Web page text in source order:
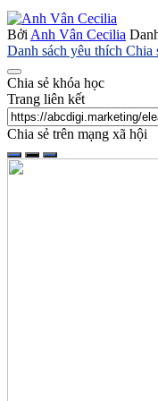
Bởi Anh Vân Cecilia
Danh sách yêu thích Chia
Chia sẻ khóa học
Trang liên kết
Chia sẻ trên mạng xã hội